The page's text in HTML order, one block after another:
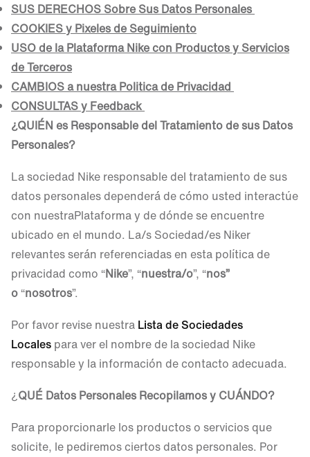
SUS DERECHOS Sobre Sus Datos Personales
COOKIES y Pixeles de Seguimiento
USO de la Plataforma Nike con Productos y Servicios
de Terceros
CAMBIOS a nuestra Politica de Privacidad
CONSULTAS y Feedback
¿QUIÉN es Responsable del Tratamiento de sus Datos
Personales?
La sociedad Nike responsable del tratamiento de sus
datos personales dependerá de cómo usted interactúe
con nuestraPlataforma y de dónde se encuentre
ubicado en el mundo. La/s Sociedad/es Niker
relevantes serán referenciadas en esta política de
privacidad como “Nike”, “nuestra/o”, “nos”
o“nosotros”.
Por favor revise nuestra Lista de Sociedades
Locales para ver el nombre de la sociedad Nike
responsable y la información de contacto adecuada.
¿QUÉ Datos Personales Recopilamos y CUÁNDO?
Para proporcionarle los productos o servicios que
solicite, le pediremos ciertos datos personales. Por